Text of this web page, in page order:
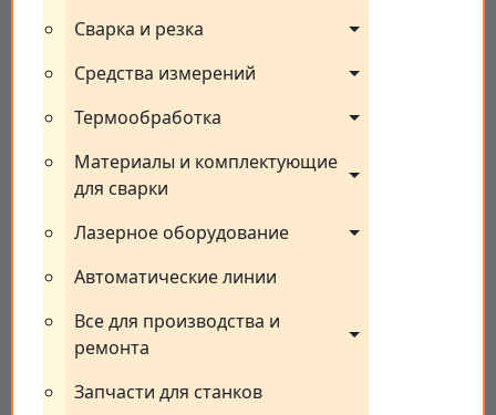
Сварка и резка
Средства измерений
Термообработка
Материалы и комплектующие
для сварки
Лазерное оборудование
Автоматические линии
Все для производства и
ремонта
Запчасти для станков